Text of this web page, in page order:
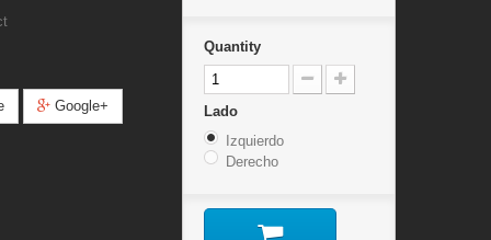
Google+
Quantity
Lado
Izquierdo
Derecho